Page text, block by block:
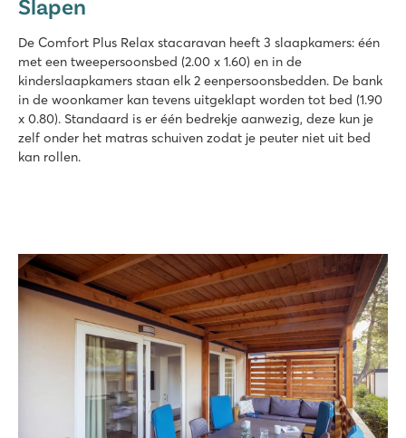
De Comfort Plus Relax stacaravan heeft 3 slaapkamers: één
met een tweepersoonsbed (2.00 x 1.60) en in de
kinderslaapkamers staan elk 2 eenpersoonsbedden. De bank
in de woonkamer kan tevens uitgeklapt worden tot bed (1.90
x 0.80). Standaard is er één bedrekje aanwezig, deze kun je
zelf onder het matras schuiven zodat je peuter niet uit bed
kan rollen.